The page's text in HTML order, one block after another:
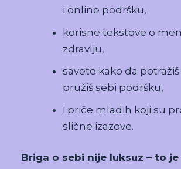
i online podršku,
korisne tekstove o
zdravlju,
savete kako da
pružiš sebi podršku,
i priče mladih koji su
slične izazove.
Briga o sebi nije luksuz – to